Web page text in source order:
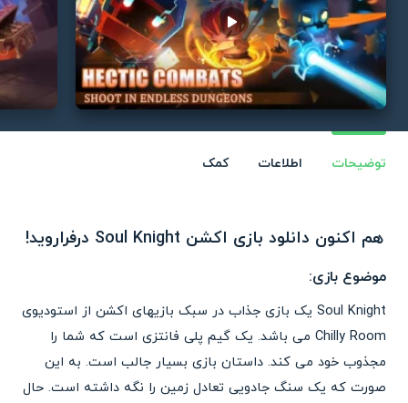
Play video
توضیحات اطلاعات کمک
هم اکنون دانلود بازی اکشن Soul Knight درفراروید!
موضوع بازی:
Soul Knight یک بازی جذاب در سبک بازیهای اکشن از استودیوی
Chilly Room می باشد. یک گیم پلی فانتزی است که شما را
مجذوب خود می کند. داستان بازی بسیار جالب است. به این
صورت که یک سنگ جادویی تعادل زمین را نگه داشته است. حال